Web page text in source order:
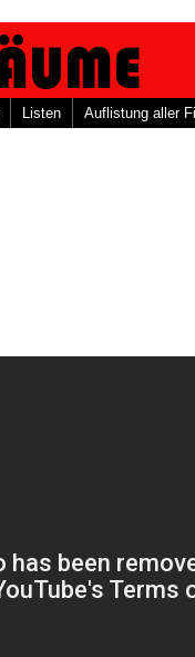
Listen Auflistung aller